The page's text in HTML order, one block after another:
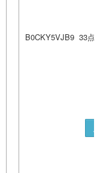
B0CKY5VJB9 33点以